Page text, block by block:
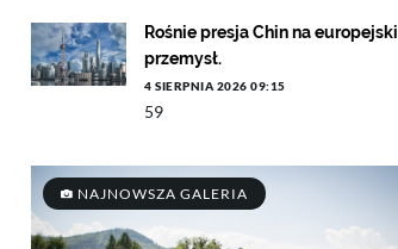
Rośnie presja Chin na europejski
przemysł.
4 SIERPNIA 2026 09:15
59
NAJNOWSZA GALERIA